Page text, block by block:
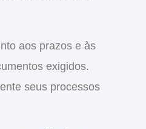
aos prazos e às
exigidos.
seus processos